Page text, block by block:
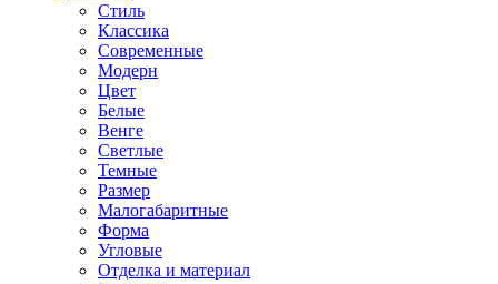
Стиль
Классика
Современные
Модерн
Цвет
Белые
Венге
Светлые
Темные
Размер
Малогабаритные
Форма
Угловые
Отделка и материал